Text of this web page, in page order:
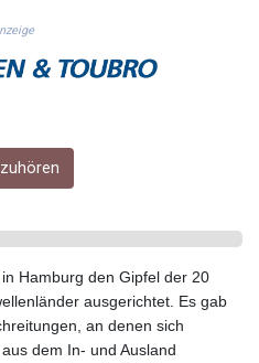
GEL 3.016621
GGP 0.857003
GHS 13.522912
GNF 10120.940719
GTQ 8.792342
HKD 9.068233
HNL 30.886664
HRK 7.535359
HTG 150.674455
HUF 363.218435
IDR 20574.407074
Hamburg den Gipfel der 20
ausgerichtet. Es gab
an denen sich
dem In- und Ausland